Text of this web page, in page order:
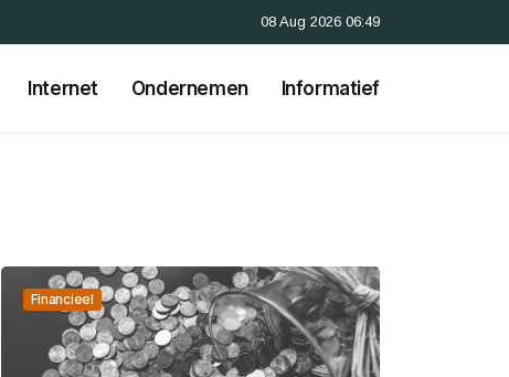
08 Aug 2026 06:49
Internet Ondernemen Informatief
Financieel